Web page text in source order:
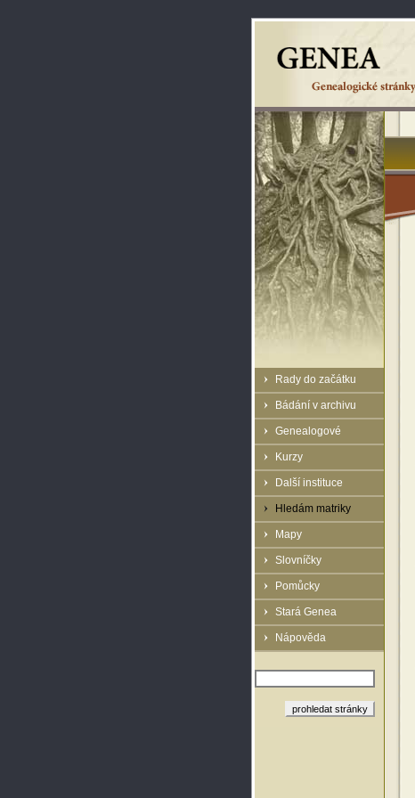
Rady do začátku
Bádání v archivu
Genealogové
Kurzy
Další instituce
Hledám matriky
Mapy
Slovníčky
Pomůcky
Stará Genea
Nápověda